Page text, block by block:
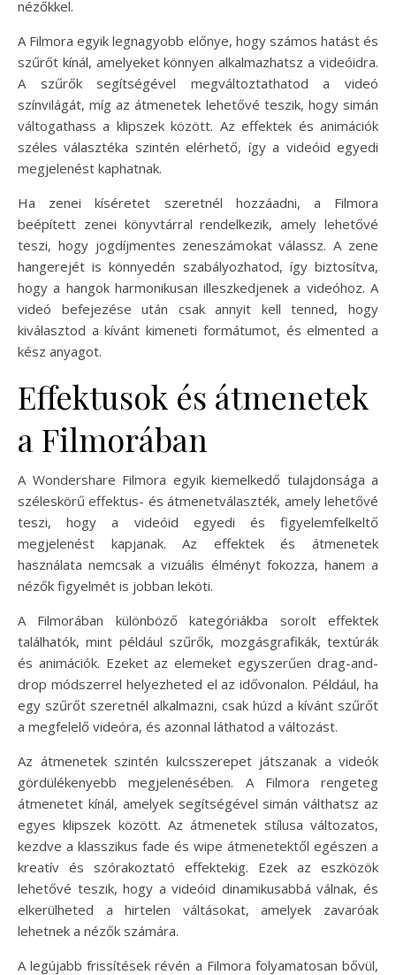
nézőkkel.
A Filmora egyik legnagyobb előnye, hogy számos hatást és
szűrőt kínál, amelyeket könnyen alkalmazhatsz a videóidra.
A szűrők segítségével megváltoztathatod a videó
színvilágát, míg az átmenetek lehetővé teszik, hogy simán
váltogathass a klipszek között. Az effektek és animációk
széles választéka szintén elérhető, így a videóid egyedi
megjelenést kaphatnak.
Ha zenei kíséretet szeretnél hozzáadni, a Filmora
beépített zenei könyvtárral rendelkezik, amely lehetővé
teszi, hogy jogdíjmentes zeneszámokat válassz. A zene
hangerejét is könnyedén szabályozhatod, így biztosítva,
hogy a hangok harmonikusan illeszkedjenek a videóhoz. A
videó befejezése után csak annyit kell tenned, hogy
kiválasztod a kívánt kimeneti formátumot, és elmented a
kész anyagot.
Effektusok és átmenetek
a Filmorában
A Wondershare Filmora egyik kiemelkedő tulajdonsága a
széleskörű effektus- és átmenetválaszték, amely lehetővé
teszi, hogy a videóid egyedi és figyelemfelkeltő
megjelenést kapjanak. Az effektek és átmenetek
használata nemcsak a vizuális élményt fokozza, hanem a
nézők figyelmét is jobban leköti.
A Filmorában különböző kategóriákba sorolt effektek
találhatók, mint például szűrők, mozgásgrafikák, textúrák
és animációk. Ezeket az elemeket egyszerűen drag-and-
drop módszerrel helyezheted el az idővonalon. Például, ha
egy szűrőt szeretnél alkalmazni, csak húzd a kívánt szűrőt
a megfelelő videóra, és azonnal láthatod a változást.
Az átmenetek szintén kulcsszerepet játszanak a videók
gördülékenyebb megjelenésében. A Filmora rengeteg
átmenetet kínál, amelyek segítségével simán válthatsz az
egyes klipszek között. Az átmenetek stílusa változatos,
kezdve a klasszikus fade és wipe átmenetektől egészen a
kreatív és szórakoztató effektekig. Ezek az eszközök
lehetővé teszik, hogy a videóid dinamikusabbá válnak, és
elkerülheted a hirtelen váltásokat, amelyek zavaróak
lehetnek a nézők számára.
A legújabb frissítések révén a Filmora folyamatosan bővül,